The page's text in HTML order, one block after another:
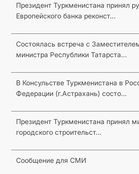
Президент Туркменистана принял
Европейского банка реконст...
Состоялась встреча с
министра Республики Татарста...
В Консульстве Туркменистана в
Федерации (г.Астрахань) состо...
Президент Туркменистана принял
городского строительст...
Сообщение для СМИ